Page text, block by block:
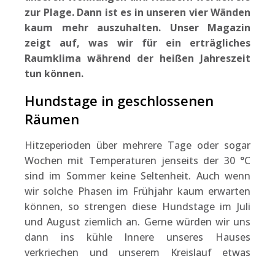
zur Plage. Dann ist es in unseren vier Wänden
kaum mehr auszuhalten. Unser Magazin
zeigt auf, was wir für ein erträgliches
Raumklima während der heißen Jahreszeit
tun können.
Hundstage in geschlossenen
Räumen
Hitzeperioden über mehrere Tage oder sogar
Wochen mit Temperaturen jenseits der 30 °C
sind im Sommer keine Seltenheit. Auch wenn
wir solche Phasen im Frühjahr kaum erwarten
können, so strengen diese Hundstage im Juli
und August ziemlich an. Gerne würden wir uns
dann ins kühle Innere unseres Hauses
verkriechen und unserem Kreislauf etwas